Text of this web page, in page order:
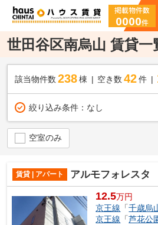
掲載物件数
0000件
世田谷区南烏山 賃貸一
該当物件数 238棟 空き数 42 件
絞り込み条件： なし
空室のみ
賃貸 | アパート アルモフォレスタ
12.5万円
京王線 「千歳烏
京王線 「芦花公